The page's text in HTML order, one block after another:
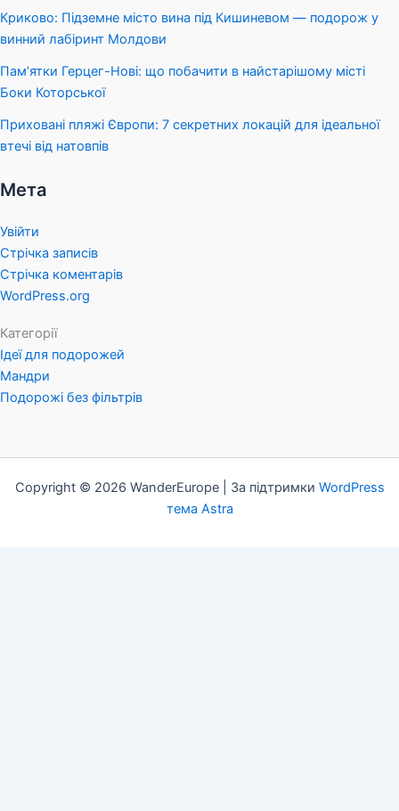
Криково: Підземне місто вина під Кишиневом — подорож у
винний лабіринт Молдови
Пам’ятки Герцег-Нові: що побачити в найстарішому місті
Боки Которської
Приховані пляжі Європи: 7 секретних локацій для ідеальної
втечі від натовпів
Мета
Увійти
Стрічка записів
Стрічка коментарів
WordPress.org
Категорії
Ідеї для подорожей
Мандри
Подорожі без фільтрів
Copyright © 2026 WanderEurope | За підтримки WordPress
тема Astra